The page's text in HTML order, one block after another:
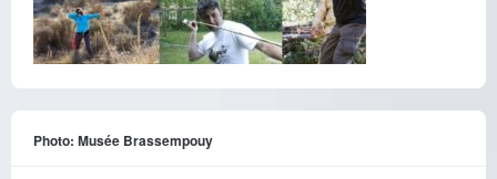
Photo: Musée Brassempouy